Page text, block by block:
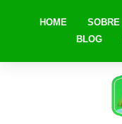
HOME SOBRE
BLOG